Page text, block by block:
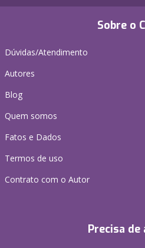
Sobre o
Dúvidas/Atendimento
Autores
Blog
Quem somos
Fatos e Dados
Termos de uso
Contrato com o Autor
Precisa de